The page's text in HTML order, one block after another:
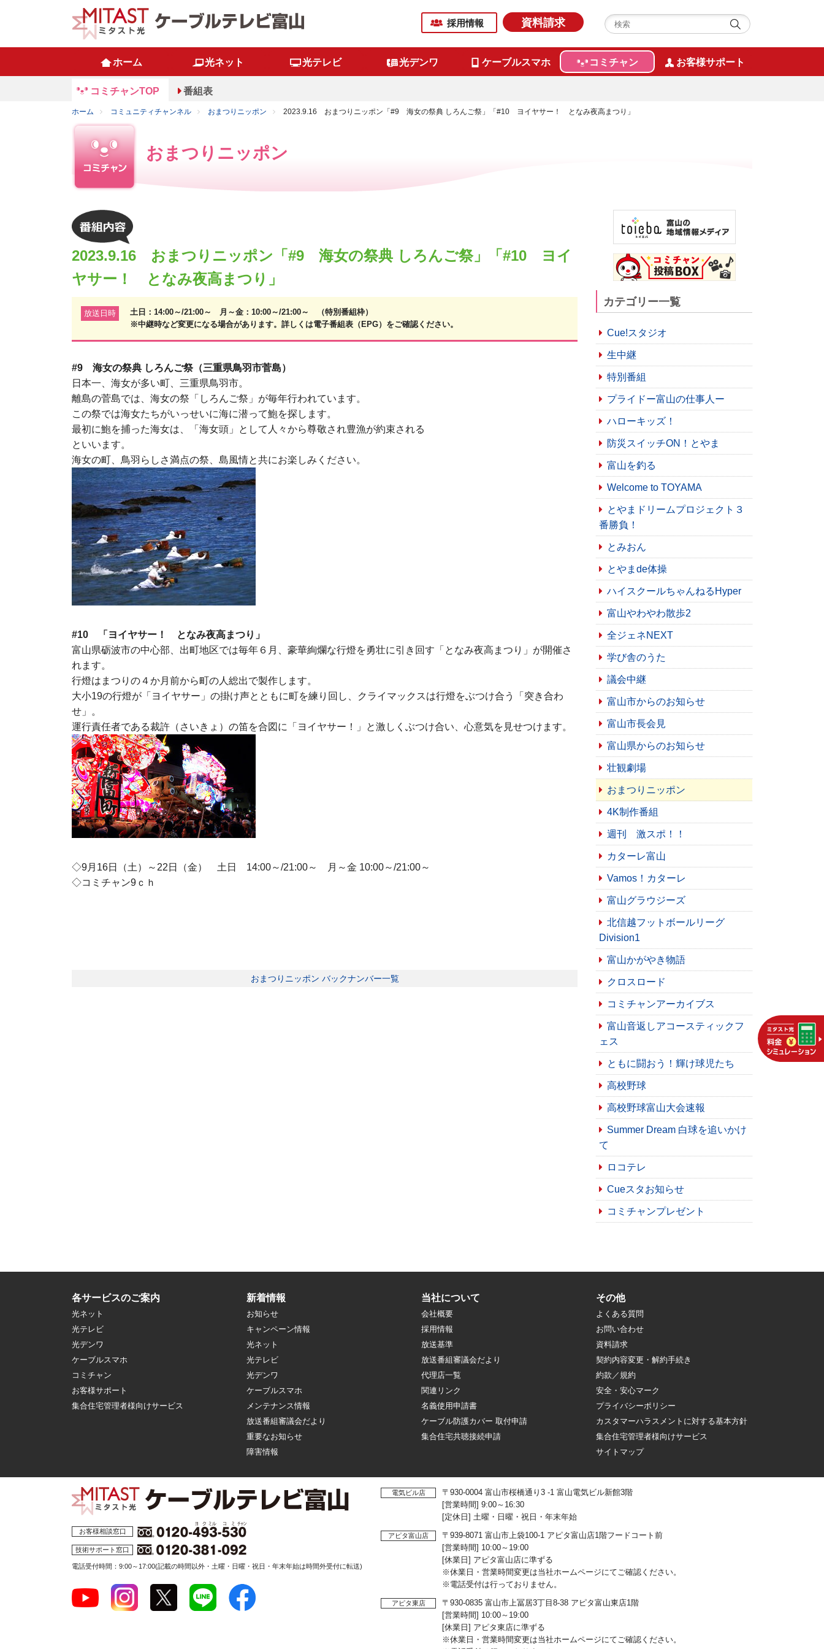
採用情報 資料請求
ホーム 光ネット 光テレビ 光デンワ ケーブルスマホ コミチャン お客様サポート
コミチャンTOP 番組表
ホーム コミュニティチャンネル おまつりニッポン 2023.9.16 おまつりニッポン「#9 海女の祭典 しろんご祭」「#10 ヨイヤサー！ となみ夜高まつり」
おまつりニッポン
2023.9.16 おまつりニッポン「#9 海女の祭典 しろんご祭」「#10 ヨイ
ヤサー！ となみ夜高まつり」
放送日時
土日：14:00～/21:00～ 月～金：10:00～/21:00～ （特別番組枠）
※中継時など変更になる場合があります。詳しくは電子番組表（EPG）をご確認ください。
#9 海女の祭典 しろんご祭（三重県鳥羽市菅島）
日本一、海女が多い町、三重県鳥羽市。
離島の菅島では、海女の祭「しろんご祭」が毎年行われています。
この祭では海女たちがいっせいに海に潜って鮑を探します。
最初に鮑を捕った海女は、「海女頭」として人々から尊敬され豊漁が約束される
といいます。
海女の町、鳥羽らしさ満点の祭、島風情と共にお楽しみください。
#10 「ヨイヤサー！ となみ夜高まつり」
富山県砺波市の中心部、出町地区では毎年６月、豪華絢爛な行燈を勇壮に引き回す「となみ夜高まつり」が開催さ
れます。
行燈はまつりの４か月前から町の人総出で製作します。
大小19の行燈が「ヨイヤサー」の掛け声とともに町を練り回し、クライマックスは行燈をぶつけ合う「突き合わ
せ」。
運行責任者である裁許（さいきょ）の笛を合図に「ヨイヤサー！」と激しくぶつけ合い、心意気を見せつけます。
◇9月16日（土）～22日（金） 土日 14:00～/21:00～ 月～金 10:00～/21:00～
◇コミチャン9ｃｈ
おまつりニッポン バックナンバー一覧
カテゴリー一覧
Cue!スタジオ
生中継
特別番組
プライドー富山の仕事人ー
ハローキッズ！
防災スイッチON！とやま
富山を釣る
Welcome to TOYAMA
とやまドリームプロジェクト３
番勝負！
とみおん
とやまde体操
ハイスクールちゃんねるHyper
富山やわやわ散歩2
全ジェネNEXT
学び舎のうた
議会中継
富山市からのお知らせ
富山市長会見
富山県からのお知らせ
壮観劇場
おまつりニッポン
4K制作番組
週刊 激スポ！！
カターレ富山
Vamos！カターレ
富山グラウジーズ
北信越フットボールリーグ
Division1
富山かがやき物語
クロスロード
コミチャンアーカイブス
富山音返しアコースティックフ
ェス
ともに闘おう！輝け球児たち
高校野球
高校野球富山大会速報
Summer Dream 白球を追いかけ
て
ロコテレ
Cueスタお知らせ
コミチャンプレゼント
各サービスのご案内
光ネット
光テレビ
光デンワ
ケーブルスマホ
コミチャン
お客様サポート
集合住宅管理者様向けサービス
新着情報
お知らせ
キャンペーン情報
光ネット
光テレビ
光デンワ
ケーブルスマホ
メンテナンス情報
放送番組審議会だより
重要なお知らせ
障害情報
当社について
会社概要
採用情報
放送基準
放送番組審議会だより
代理店一覧
関連リンク
名義使用申請書
ケーブル防護カバー 取付申請
集合住宅共聴接続申請
その他
よくある質問
お問い合わせ
資料請求
契約内容変更・解約手続き
約款／規約
安全・安心マーク
プライバシーポリシー
カスタマーハラスメントに対する基本方針
集合住宅管理者様向けサービス
サイトマップ
お客様相談窓口
技術サポート窓口
電話受付時間：9:00～17:00(記載の時間以外・土曜・日曜・祝日・年末年始は時間外受付に転送)
電気ビル店
〒930-0004 富山市桜橋通り3 -1 富山電気ビル新館3階
[営業時間] 9:00～16:30
[定休日] 土曜・日曜・祝日・年末年始
アピタ富山店
〒939-8071 富山市上袋100-1 アピタ富山店1階フードコート前
[営業時間] 10:00～19:00
[休業日] アピタ富山店に準ずる
※休業日・営業時間変更は当社ホームページにてご確認ください。
※電話受付は行っておりません。
アピタ東店
〒930-0835 富山市上冨居3丁目8-38 アピタ富山東店1階
[営業時間] 10:00～19:00
[休業日] アピタ東店に準ずる
※休業日・営業時間変更は当社ホームページにてご確認ください。